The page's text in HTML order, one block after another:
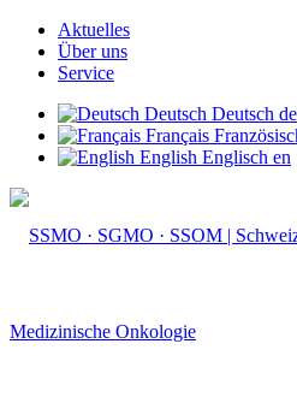
Aktuelles
Über uns
Service
Deutsch Deutsch de
Français
English Englisch en